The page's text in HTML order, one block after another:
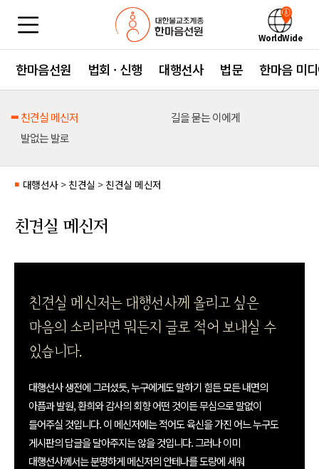
WorldWide
한마음선원 법회 · 신행 대행선사 법문 한마음 미
친견실 메신저
길을 묻는 이에게
발없는 발로
■ 대행선사> 친견실 > 친견실 메신저
친견실 메신저
친견실 메신저는 대행선사께 올리고 싶은
마음의 소리라면 뭐든지 글로 적어 보내실 수
있습니다.
대행선사 생전에 그러셨듯, 누구에게도 말하기 힘든 모든 내면의
아픔과 발원, 환희와 감사의 회향 어떤 것이든 무심으로 말없이
들어주실 것입니다. 이 메신저에는 적어도 육신을 가진 어느 누구도
게시판의 답글을 달아주지는 않을 것입니다. 그러나 이미
대행선사께서는 분명하게 메신저의 안테나를 도량에 세워